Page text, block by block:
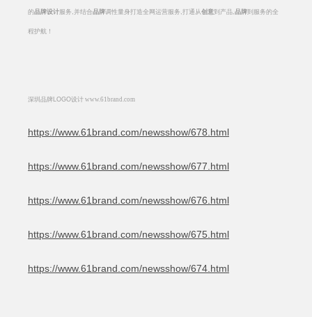
的品牌设计服务 ,并结合品牌调性量身打造全网运营服务 ,打通从创意到产品,品牌到服务的全
程护航！
深圳品牌 LOGO设计 www.61brand.com
https://www.61brand.com/newsshow/678.html
https://www.61brand.com/newsshow/677.html
https://www.61brand.com/newsshow/676.html
https://www.61brand.com/newsshow/675.html
https://www.61brand.com/newsshow/674.html